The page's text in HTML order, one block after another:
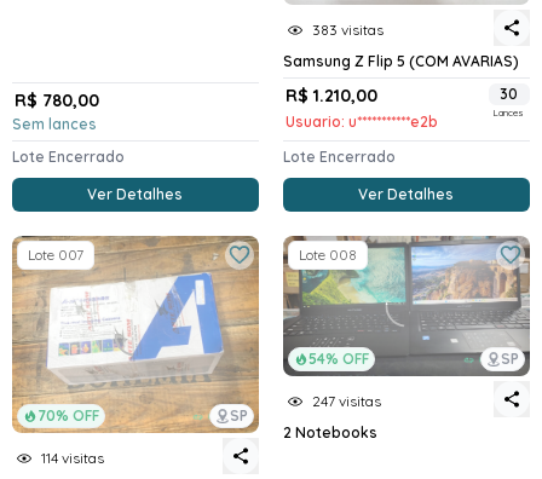
R$ 780,00
Sem lances
Lote Encerrado
Ver Detalhes
383 visitas
Samsung Z Flip 5 (COM AVARIAS)
R$ 1.210,00
Usuario: u***********e2b
30
Lances
Lote Encerrado
Ver Detalhes
70% OFF SP
Lote 007
114 visitas
54% OFF SP
Lote 008
247 visitas
2 Notebooks